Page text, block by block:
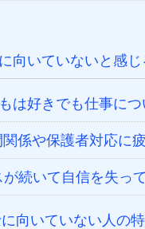
向いていないと感
は好きでも仕事に
関係や保護者対応に
が続いて自信を失っ
向いていない人の